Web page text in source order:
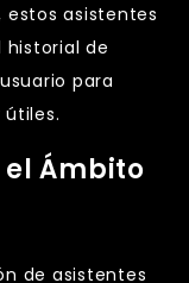
asistentes
de
para
Ámbito
de asistentes